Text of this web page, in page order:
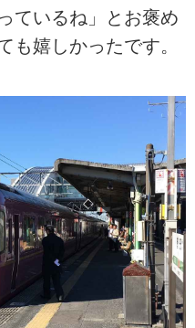
ているね」とお褒め
も嬉しかったです。